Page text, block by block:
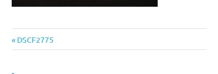
投
前
の
DSCF2775